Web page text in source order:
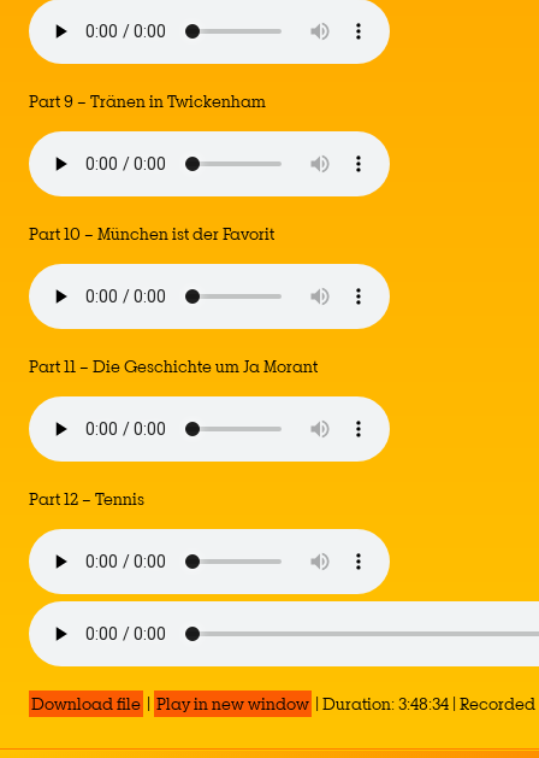
Part 9 – Tränen in Twickenham
Part 10 – München ist der Favorit
Part 11 – Die Geschichte um Ja Morant
Part 12 – Tennis
Download file | Play in new window | Duration: 3:48:34 | Recorded